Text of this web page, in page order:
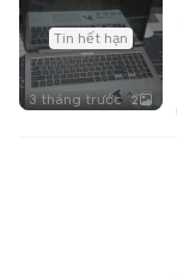
Tin hết hạn
3 tháng trước 2